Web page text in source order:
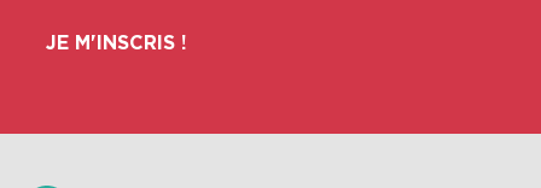
JE M'INSCRIS !